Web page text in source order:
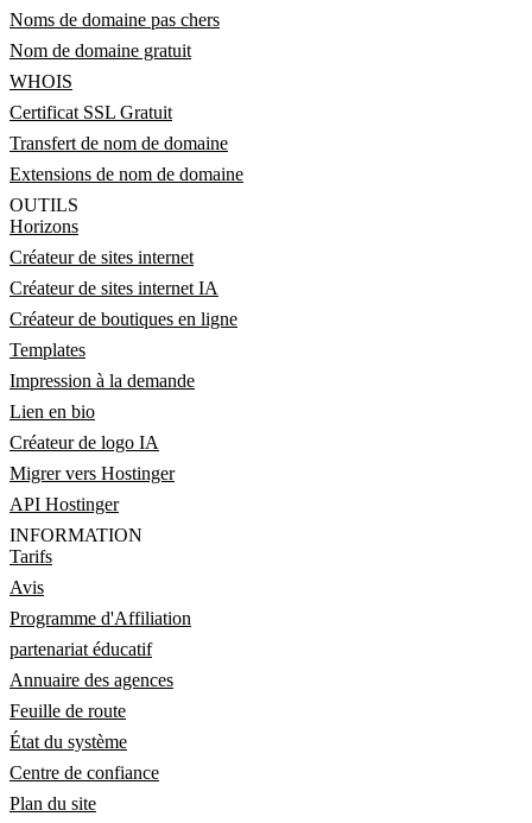
Noms de domaine pas chers
Nom de domaine gratuit
WHOIS
Certificat SSL Gratuit
Transfert de nom de domaine
Extensions de nom de domaine
OUTILS
Horizons
Créateur de sites internet
Créateur de sites internet IA
Créateur de boutiques en ligne
Templates
Impression à la demande
Lien en bio
Créateur de logo IA
Migrer vers Hostinger
API Hostinger
INFORMATION
Tarifs
Avis
Programme d'Affiliation
partenariat éducatif
Annuaire des agences
Feuille de route
État du système
Centre de confiance
Plan du site